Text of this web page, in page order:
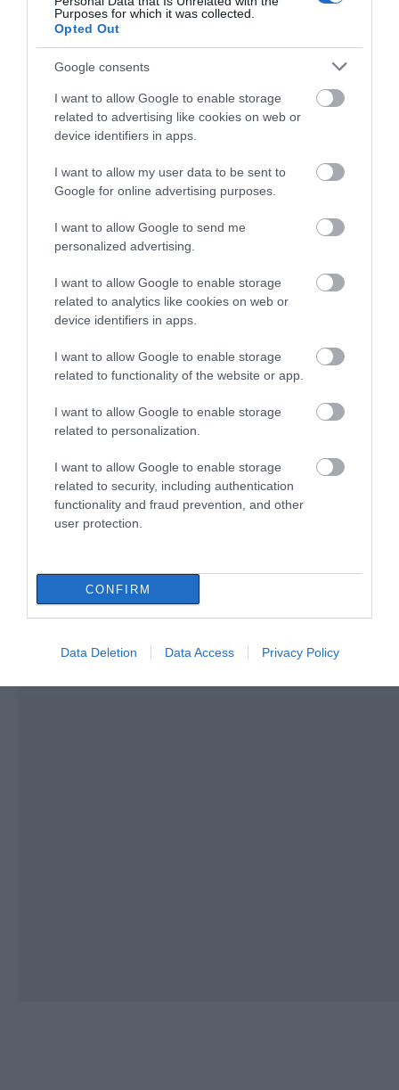
Purposes for which it was collected.
Opted Out
Google consents
I want to allow Google to enable storage
related to advertising like cookies on web or
device identifiers in apps.
I want to allow my user data to be sent to
Google for online advertising purposes.
I want to allow Google to send me
personalized advertising.
I want to allow Google to enable storage
related to analytics like cookies on web or
device identifiers in apps.
I want to allow Google to enable storage
related to functionality of the website or app.
I want to allow Google to enable storage
related to personalization.
I want to allow Google to enable storage
related to security, including authentication
functionality and fraud prevention, and other
user protection.
CONFIRM
Data Deletion Data Access Privacy Policy
συνάντησης των γεύσεων της
Στερεάς Ελλάδας
10.08.2026 | 11:00
μωβ- ροζ το δημαρχείο στην
παραλία
10.08.2026 | 10:40
Έκτακτη διακοπή νερού στους
Ωρεούς Ευβοίας
Ελεγκτές της ΑΑΔΕ κατέσχεσαν
σχεδόν 1300 φιάλλες παράνομου
ψυκτικού υγρού φρέον (εικόνες)
10.08.2026 | 10:00
Μεγάλο βήμα για την υγεία στη
Βόρεια Εύβοια
10.08.2026 | 09:40
Εορτολόγιο: Ποιοι γιορτάζουν
σήμερα, Δευτέρα 10 Αυγούστου
10.08.2026 | 09:20
Α. Ο. Χαλκίς: Πρώτο
αγωνιστική περίοδο –
Εύβοιας εξέδωσε
ανακοίνωση για το
βουλευτή Σίμο
αναφέρει
κεφάλι του Αταμάν –
Βίντεο από τη Σύμη
αγιασμό ο
Χρυσόστομου μέσα στο
γήπεδο που συγκίνησε
(vid)